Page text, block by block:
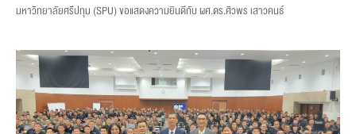
มหาวิทยาลัยศรีปทุม (SPU) ขอแสดงความยินดีกับ ผศ.ดร.ศิวพร เสาวคนธ์